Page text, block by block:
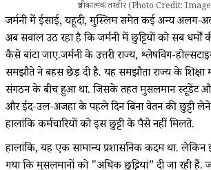
प्रतीकात्मक तस्वीर (Photo Credit:
जर्मनी में ईसाई, यहूदी, मुस्लिम समेत कई अन्य अलग-
अब सवाल उठ रहा है कि जर्मनी में छुट्टियों को सब
कैसे बांटा जाए.जर्मनी के उत्तरी राज्य, श्लेषविग-
समझौते ने बहस छेड़ दी है. यह समझौता राज्य के
संगठन के बीच हुआ था. जिसके तहत मुसलमान स्टूडेंट और
और ईद-उल-अजहा के पहले दिन बिना वेतन की छुट्टी
हालांकि कर्मचारियों को इस छुट्टी के पैसे नहीं मिलते.
हालांकि, यह एक सामान्य प्रशासनिक कदम था. लेकिन